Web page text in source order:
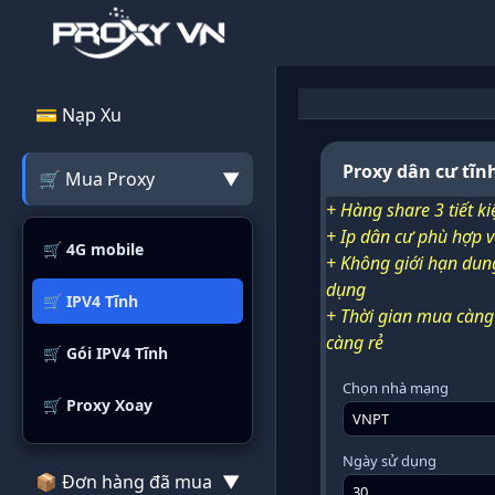
💳 Nạp Xu
🛒 Mua Proxy ▼
🛒 4G mobile
🛒 IPV4 Tĩnh
🛒 Gói IPV4 Tĩnh
🛒 Proxy Xoay
📦 Đơn hàng đã mua ▼
Proxy dân cư
+ Hàng share 3 tiết
+ Ip dân cư phù hợp
+ Không giới hạn
dụng
+ Thời gian mua
càng rẻ
Chọn nhà mạng
Ngày sử dụng